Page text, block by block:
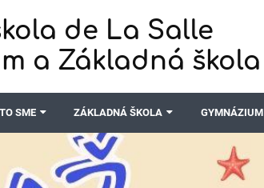
de La Salle
a Základná škola
SME ZÁKLADNÁ ŠKOLA GYMNÁZIUM